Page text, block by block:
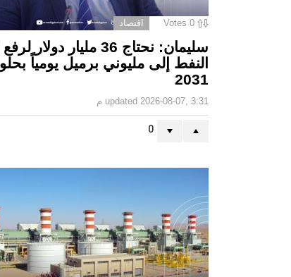
0
Votes اقتصاد
سليمان: نحتاج 36 مليار دولار
النفط إلى مليوني برميل يومياً
2031
updated 2026-08-07, 3:31 م
0